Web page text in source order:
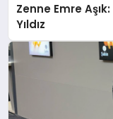
Zenne Emre
Yıldız